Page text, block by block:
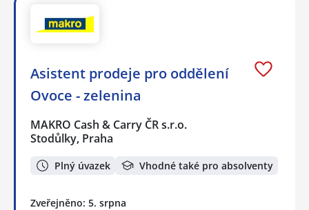
Asistent prodeje pro oddělení
Ovoce - zelenina
MAKRO Cash & Carry ČR s.r.o.
Stodůlky, Praha
Plný úvazek Vhodné také pro absolventy
Zveřejněno: 5. srpna